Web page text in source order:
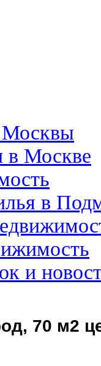
Москвы
в Москве
в
и
70 м2